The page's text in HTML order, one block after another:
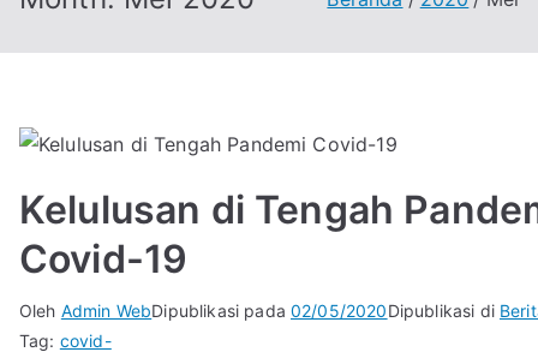
Kelulusan di Tengah
Covid-19
Oleh Admin WebDipublikasi pada 02/05/2020Dipublikasi di
Tag: covid-